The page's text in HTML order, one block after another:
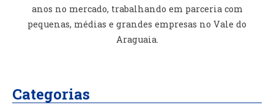
anos no mercado, trabalhando em parceria com
pequenas, médias e grandes empresas no Vale do
Araguaia.
Categorias